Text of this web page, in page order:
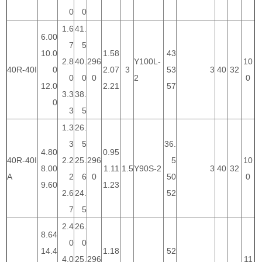
0 0
40R-40I
6.00
10.0
0
12.0
0
1.6
7
2.8
0
3.3
3
41.
5
40.
0
38.
5
296
0
1.58
2.07
2.21
3
Y100L-
2
43
53
57
3 40 32
10
0
40R-40I
A
4.80
8.00
9.60
1.3
3
2.2
2
2.6
7
26.
5
25.
6
24.
5
296
0
0.95
1.11
1.23
1.5Y90S-2
36.
5
50
52
3 40 32
10
0
8.64
14.4
2.4
0
4.0
26.
0
25. 296
1.18
52
11